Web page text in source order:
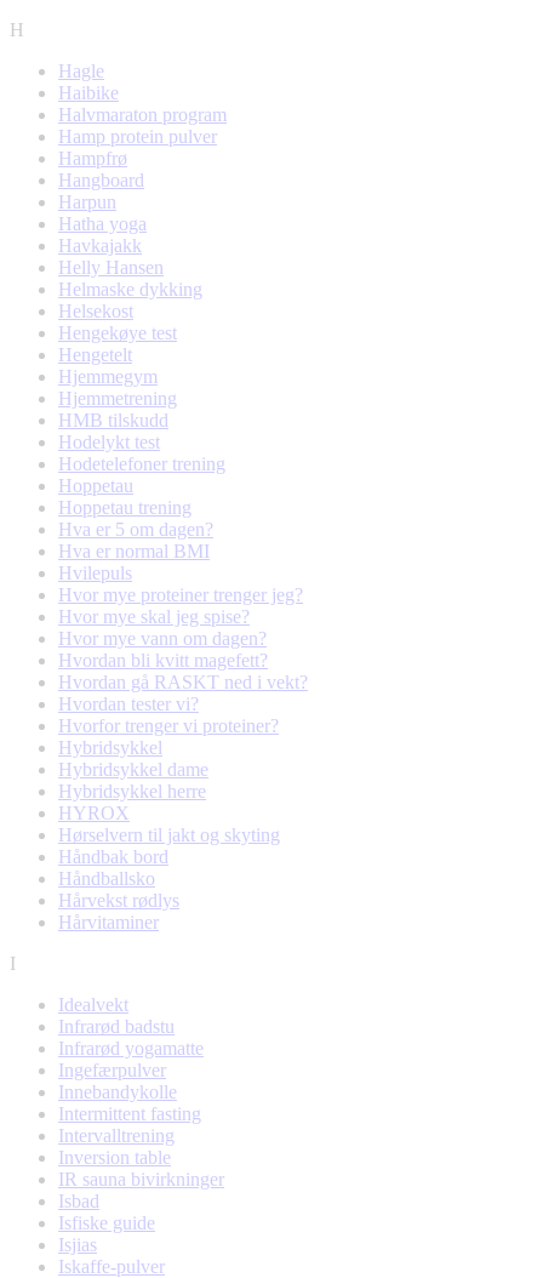
H
Hagle
Haibike
Halvmaraton program
Hamp protein pulver
Hampfrø
Hangboard
Harpun
Hatha yoga
Havkajakk
Helly Hansen
Helmaske dykking
Helsekost
Hengekøye test
Hengetelt
Hjemmegym
Hjemmetrening
HMB tilskudd
Hodelykt test
Hodetelefoner trening
Hoppetau
Hoppetau trening
Hva er 5 om dagen?
Hva er normal BMI
Hvilepuls
Hvor mye proteiner trenger jeg?
Hvor mye skal jeg spise?
Hvor mye vann om dagen?
Hvordan bli kvitt magefett?
Hvordan gå RASKT ned i vekt?
Hvordan tester vi?
Hvorfor trenger vi proteiner?
Hybridsykkel
Hybridsykkel dame
Hybridsykkel herre
HYROX
Hørselvern til jakt og skyting
Håndbak bord
Håndballsko
Hårvekst rødlys
Hårvitaminer
I
Idealvekt
Infrarød badstu
Infrarød yogamatte
Ingefærpulver
Innebandykolle
Intermittent fasting
Intervalltrening
Inversion table
IR sauna bivirkninger
Isbad
Isfiske guide
Isjias
Iskaffe-pulver